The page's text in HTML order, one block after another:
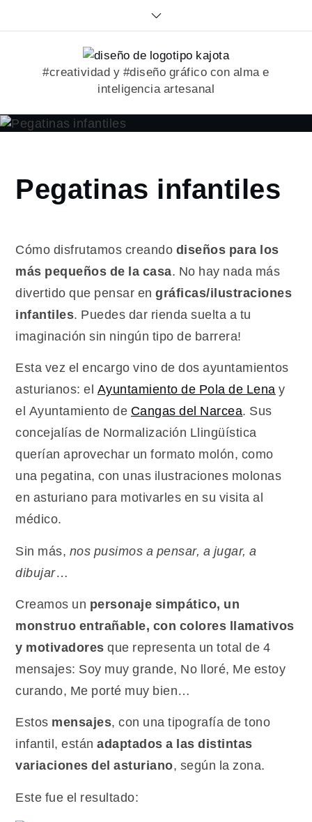
#creatividad y #diseño gráfico con alma e
inteligencia artesanal
Home
2020
Pegatinas
infantiles
Pegatinas infantiles
Cómo disfrutamos creando diseños para los
más pequeños de la casa. No hay nada más
divertido que pensar engráficas/ilustraciones
infantiles. Puedes dar rienda suelta a tu
imaginación sin ningún tipo de barrera!
Esta vez el encargo vino de dos ayuntamientos
asturianos: el Ayuntamiento de Pola de Lena y
el Ayuntamiento de Cangas del Narcea. Sus
concejalías de Normalización Llingüística
querían aprovechar un formato molón, como
una pegatina, con unas ilustraciones molonas
en asturiano para motivarles en su visita al
médico.
Sin más, nos pusimos a pensar, a jugar, a
dibujar…
Creamos un personaje simpático, un
monstruo entrañable, con colores llamativos
y motivadores que representa un total de 4
mensajes: Soy muy grande, No lloré, Me estoy
curando, Me porté muy bien…
Estos mensajes, con una tipografía de tono
infantil, estánadaptados a las distintas
variaciones del asturiano, según la zona.
Este fue el resultado: